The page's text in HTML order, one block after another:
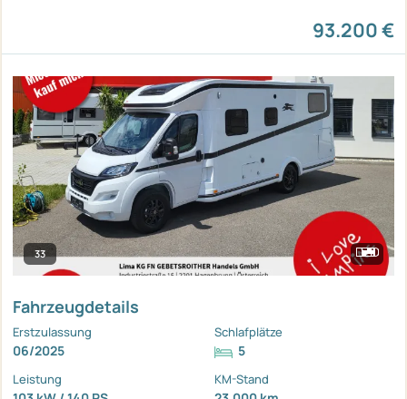
93.200 €
33
Fahrzeugdetails
Erstzulassung
06/2025
Schlafplätze
5
Leistung KM-Stand